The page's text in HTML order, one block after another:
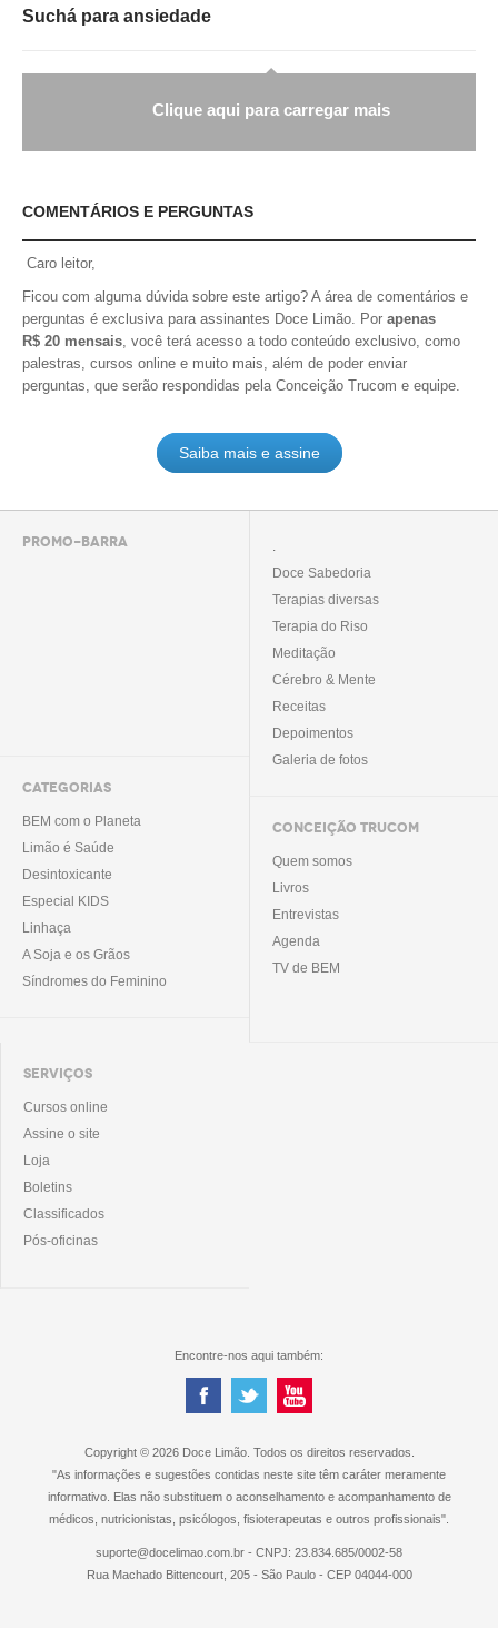
Suchá para ansiedade
Clique aqui para carregar mais
COMENTÁRIOS E PERGUNTAS
Caro leitor,
Ficou com alguma dúvida sobre este artigo? A área de comentários e
perguntas é exclusiva para assinantes Doce Limão. Por apenas
R$ 20 mensais, você terá acesso a todo conteúdo exclusivo, como
palestras, cursos online e muito mais, além de poder enviar
perguntas, que serão respondidas pela Conceição Trucom e equipe.
Saiba mais e assine
PROMO-BARRA
CATEGORIAS
BEM com o Planeta
Limão é Saúde
Desintoxicante
Especial KIDS
Linhaça
A Soja e os Grãos
Síndromes do Feminino
.
Doce Sabedoria
Terapias diversas
Terapia do Riso
Meditação
Cérebro & Mente
Receitas
Depoimentos
Galeria de fotos
CONCEIÇÃO TRUCOM
Quem somos
Livros
Entrevistas
Agenda
TV de BEM
SERVIÇOS
Cursos online
Assine o site
Loja
Boletins
Classificados
Pós-oficinas
Encontre-nos aqui também:
Copyright © 2026 Doce Limão. Todos os direitos reservados.
"As informações e sugestões contidas neste site têm caráter meramente
informativo. Elas não substituem o aconselhamento e acompanhamento de
médicos, nutricionistas, psicólogos, fisioterapeutas e outros profissionais".
suporte@docelimao.com.br - CNPJ: 23.834.685/0002-58
Rua Machado Bittencourt, 205 - São Paulo - CEP 04044-000